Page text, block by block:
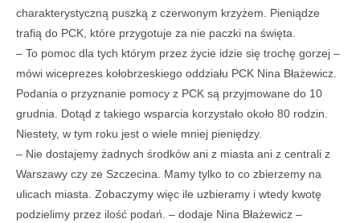
charakterystyczną puszką z czerwonym krzyżem. Pieniądze
trafią do PCK, które przygotuje za nie paczki na święta.
– To pomoc dla tych którym przez życie idzie się trochę gorzej –
mówi wiceprezes kołobrzeskiego oddziału PCK Nina Błażewicz.
Podania o przyznanie pomocy z PCK są przyjmowane do 10
grudnia. Dotąd z takiego wsparcia korzystało około 80 rodzin.
Niestety, w tym roku jest o wiele mniej pieniędzy.
– Nie dostajemy żadnych środków ani z miasta ani z centrali z
Warszawy czy ze Szczecina. Mamy tylko to co zbierzemy na
ulicach miasta. Zobaczymy więc ile uzbieramy i wtedy kwotę
podzielimy przez ilość podań. – dodaje Nina Błażewicz –